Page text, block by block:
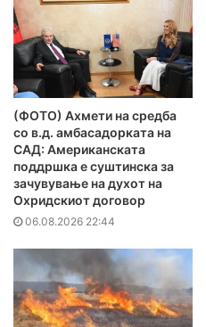
(ФОТО) Ахмети на средба
со в.д. амбасадорката на
САД: Американската
поддршка е суштинска за
зачувување на духот на
Охридскиот договор
06.08.2026 22:44